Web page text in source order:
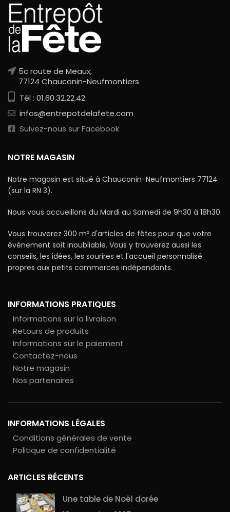
5c route de Meaux,
77124 Chauconin-Neufmontiers
Tél : 01.60.32.22.42
infos@entrepotdelafete.com
Suivez-nous sur Facebook
NOTRE MAGASIN
Notre magasin est situé à Chauconin-Neufmontiers 77124
(sur la RN 3).
Nous vous accueillons du Mardi au Samedi de 9h30 à 18h30.
Vous trouverez 300 m² d'articles de fêtes pour que votre
évènement soit inoubliable. Vous y trouverez aussi les
conseils, les idées, les sourires et l'accueil personnalisé
propres aux petits commerces indépendants.
INFORMATIONS PRATIQUES
Informations sur la livraison
Retours de produits
Informations sur le paiement
Contactez-nous
Notre magasin
Nos partenaires
INFORMATIONS LÉGALES
Conditions générales de vente
Politique de confidentialité
ARTICLES RÉCENTS
Une table de Noël dorée